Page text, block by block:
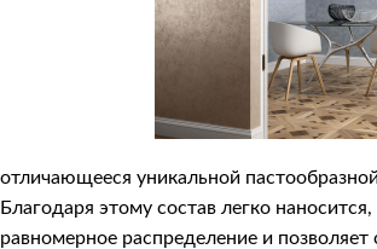
отличающееся уникальной
Благодаря этому состав легко
равномерное распределение и позволяет